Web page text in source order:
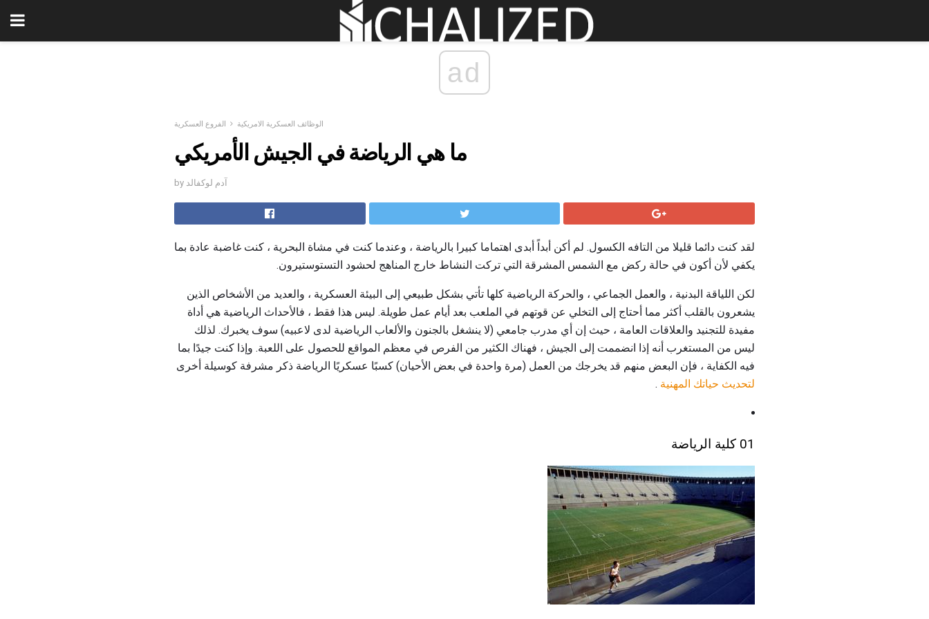
ad
الوظائف العسكرية الامريكية الفروع العسكرية
ما هي الرياضة في الجيش الأمريكي
by آدم لوكفالد
لقد كنت دائما قليلا من التافه الكسول. لم أكن أبداً أبدى اهتماما كبيرا بالرياضة ، وعندما كنت في مشاة البحرية ، كنت غاضبة عادة بما
يكفي لأن أكون في حالة ركض مع الشمس المشرقة التي تركت النشاط خارج المناهج لحشود التستوستيرون.
لكن اللياقة البدنية ، والعمل الجماعي ، والحركة الرياضية كلها تأتي بشكل طبيعي إلى البيئة العسكرية ، والعديد من الأشخاص الذين
يشعرون بالقلب أكثر مما أحتاج إلى التخلي عن قوتهم في الملعب بعد أيام عمل طويلة. ليس هذا فقط ، فالأحداث الرياضية هي أداة
مفيدة للتجنيد والعلاقات العامة ، حيث إن أي مدرب جامعي (لا ينشغل بالجنون والألعاب الرياضية لدى لاعبيه) سوف يخبرك. لذلك
ليس من المستغرب أنه إذا انضممت إلى الجيش ، فهناك الكثير من الفرص في معظم المواقع للحصول على اللعبة. وإذا كنت جيدًا بما
فيه الكفاية ، فإن البعض منهم قد يخرجك من العمل (مرة واحدة في بعض الأحيان) كسبًا عسكريًا الرياضة ذكر مشرفة كوسيلة أخرى
لتحديث حياتك المهنية .
01 كلية الرياضة